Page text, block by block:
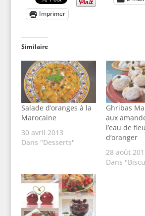
Imprimer
Similaire
Salade d’oranges à la
Marocaine
30 avril 2013
Dans "Desserts"
Ghribas
aux
l’eau de
d’oranger
28 août
Dans